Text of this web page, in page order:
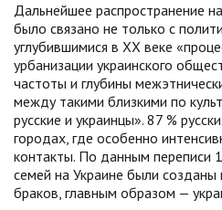
Дальнейшее распространение
было связано не только с
углубившимися в XX веке
урбанизации украинского
частоты и глубины
между такими близкими по
русские и украинцы». 87 %
городах, где особенно
контакты. По данным переписи
семей на Украине были
браков, главным образом —